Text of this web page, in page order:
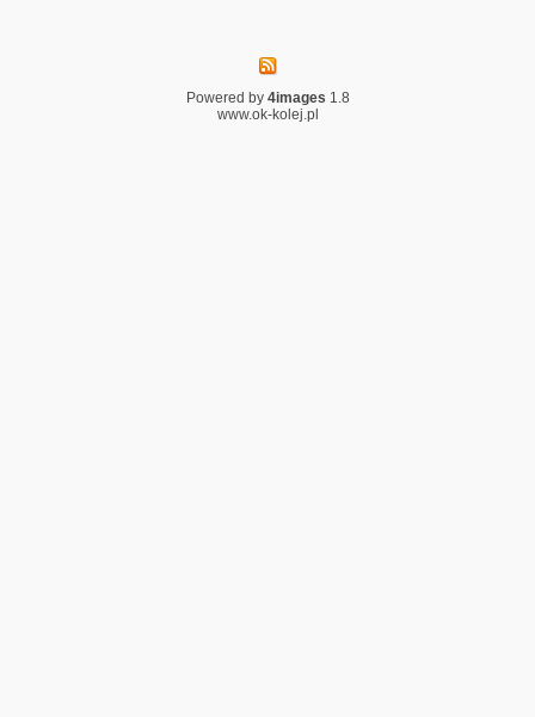
Powered by 4images 1.8
www.ok-kolej.pl